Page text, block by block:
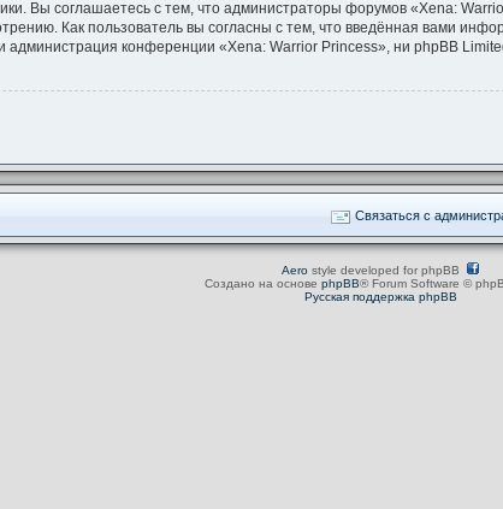
Вы соглашаетесь с тем, что администраторы форумов «Xena:
Как пользователь вы согласны с тем, что введённая вами
конференции «Xena: Warrior Princess», ни phpBB
Связаться с
Aero style developed for phpBB
Создано на основе phpBB® Forum Software ©
Русская поддержка phpBB